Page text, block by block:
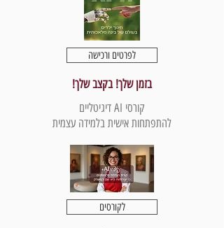
לפרטים ורכישה
בזמן שלך! בקצב שלך!
קורסי AI דיגיטליים
להתפתחות אישית בלמידה עצמית
לקורסים